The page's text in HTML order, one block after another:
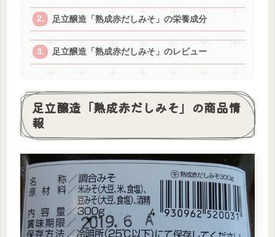
足立醸造「熟成赤だしみそ」の栄養成分
足立醸造「熟成赤だしみそ」のレビュー
足立醸造「熟成赤だしみそ」の商品情
報